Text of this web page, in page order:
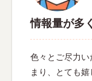
情報量が多
色々とご尽力
まり、とても